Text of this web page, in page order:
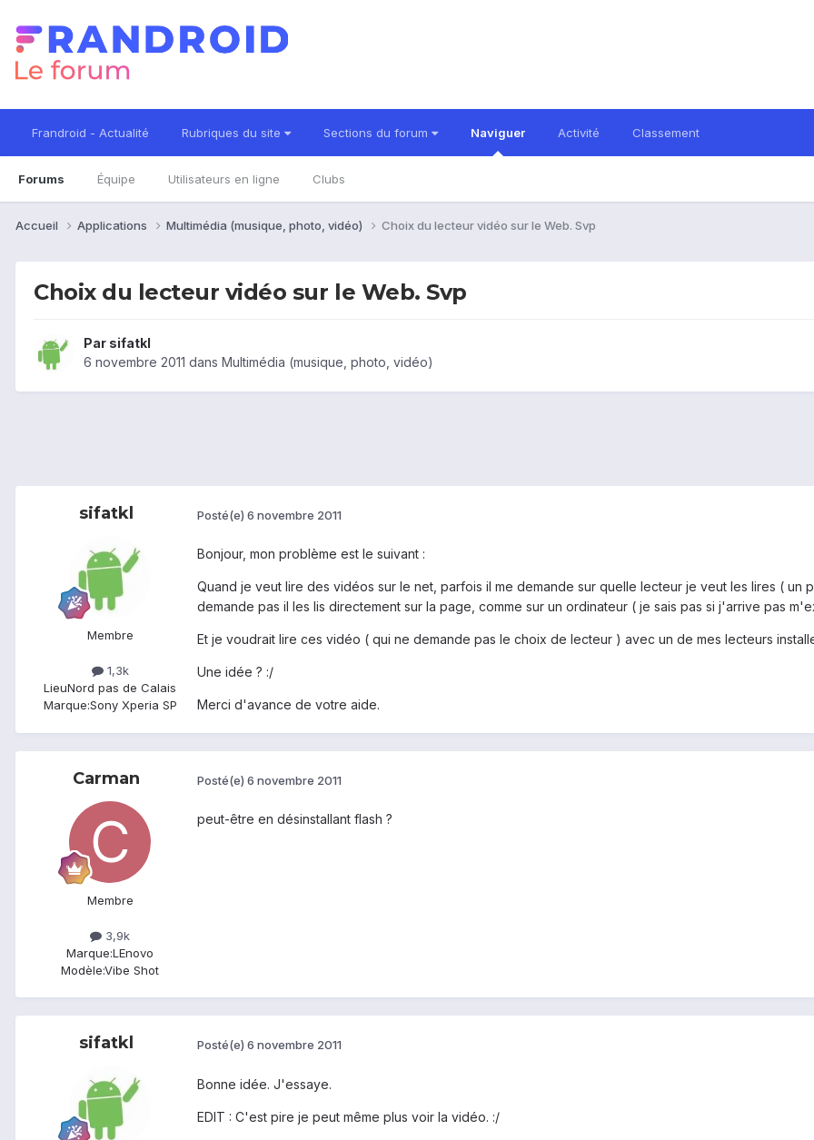
Frandroid - Actualité Rubriques du site Sections du forum Naviguer
Forums Équipe Utilisateurs en ligne Clubs
Activité Classement
Accueil Applications Multimédia (musique, photo, vidéo) Choix du lecteur vidéo sur le Web. Svp
Choix du lecteur vidéo sur le Web. Svp
Par sifatkl
6 novembre 2011 dans Multimédia (musique, photo, vidéo)
sifatkl
Membre
1,3k
LieuNord pas de Calais
Marque:Sony Xperia SP
Posté(e) 6 novembre 2011
Bonjour, mon problème est le suivant :
Quand je veut lire des vidéos sur le net, parfois il me demande sur quelle lecteur je veut les lires (
demande pas il les lis directement sur la page, comme sur un ordinateur ( je sais pas si j'arrive pas
Et je voudrait lire ces vidéo ( qui ne demande pas le choix de lecteur ) avec un de mes lecteurs
Une idée ? :/
Merci d'avance de votre aide.
Carman
Membre
3,9k
Marque:LEnovo
Modèle:Vibe Shot
Posté(e) 6 novembre 2011
peut-être en désinstallant flash ?
sifatkl Posté(e) 6 novembre 2011
Bonne idée. J'essaye.
EDIT : C'est pire je peut même plus voir la vidéo. :/